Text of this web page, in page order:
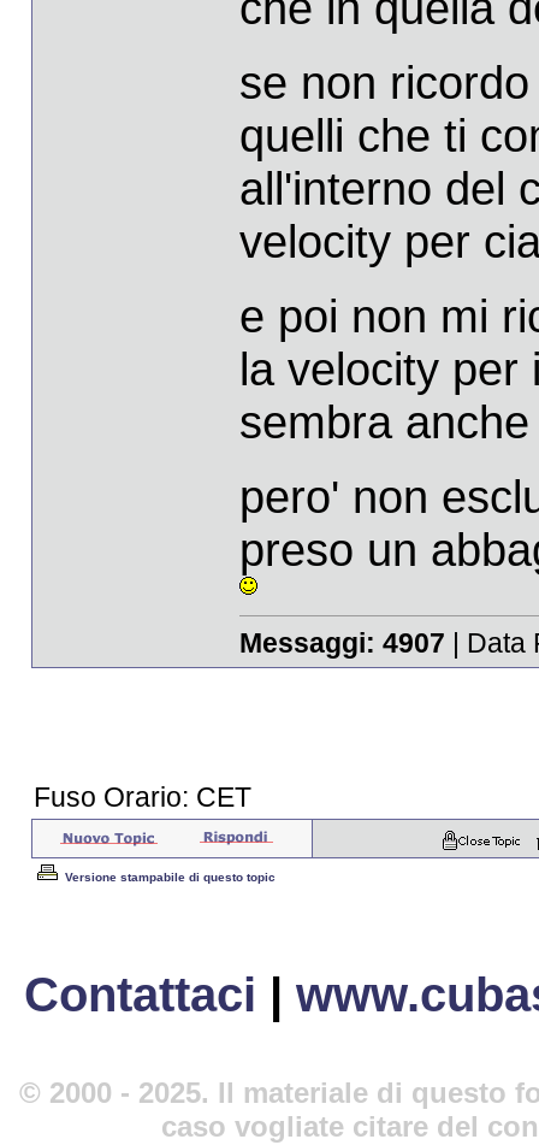
se non
quelli che ti
all'interno del
velocity per
e poi non mi
la velocity per
sembra
pero' non
preso un
Messaggi: 4907 | Data
Fuso Orario: CET
Versione stampabile di questo topic
Contattaci |
© 2000 - 2025. Il materiale di questo
caso vogliate citare del